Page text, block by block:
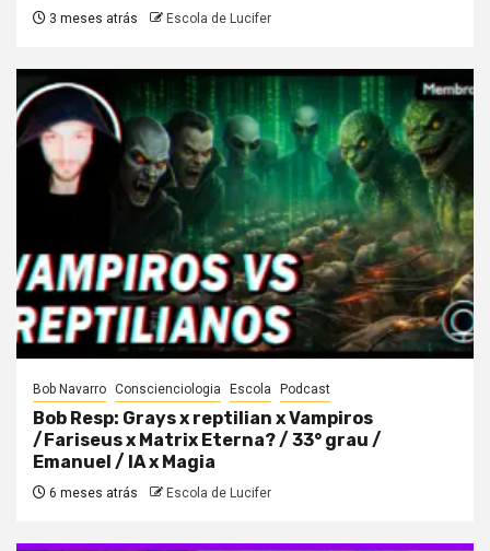
3 meses atrás Escola de Lucifer
Bob Navarro Conscienciologia Escola Podcast
Bob Resp: Grays x reptilian x Vampiros
/Fariseus x Matrix Eterna? / 33° grau /
Emanuel / IA x Magia
6 meses atrás Escola de Lucifer